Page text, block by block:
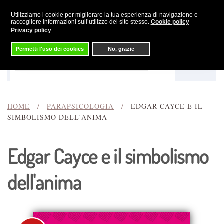
Utilizziamo i cookie per migliorare la tua esperienza di navigazione e
raccogliere informazioni sull’utilizzo del sito stesso. Cookie policy
Privacy policy
Permetti l'uso dei cookies No, grazie
Skip to main content
HOME PARAPSICOLOGIA
EDGAR CAYCE E IL
SIMBOLISMO DELL'ANIMA
Edgar Cayce e il simbolismo
dell'anima